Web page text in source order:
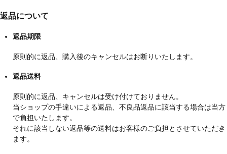
返品について
返品期限
原則的に返品、購入後のキャンセルはお断りいたします。
返品送料
原則的に返品、キャンセルは受け付けておりません。
当ショップの手違いによる返品、不良品返品に該当する場合は当方
で負担いたします。
それに該当しない返品等の送料はお客様のご負担とさせていただき
ます。